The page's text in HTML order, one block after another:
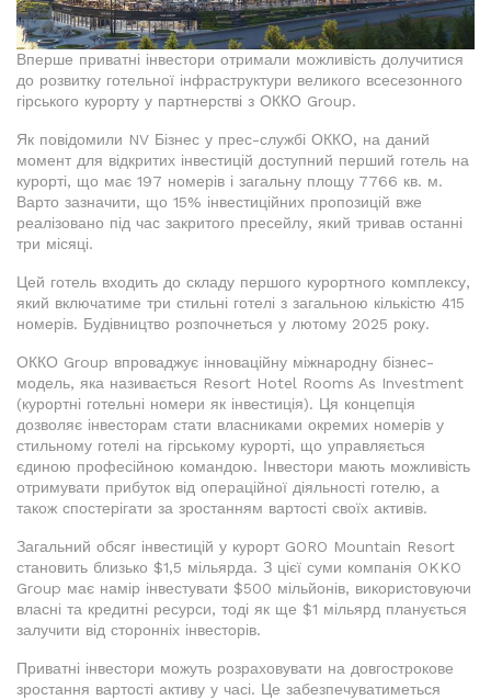
Вперше приватні інвестори отримали можливість долучитися
до розвитку готельної інфраструктури великого всесезонного
гірського курорту у партнерстві з ОККО Group.
Як повідомили NV Бізнес у прес-службі ОККО, на даний
момент для відкритих інвестицій доступний перший готель на
курорті, що має 197 номерів і загальну площу 7766 кв. м.
Варто зазначити, що 15% інвестиційних пропозицій вже
реалізовано під час закритого пресейлу, який тривав останні
три місяці.
Цей готель входить до складу першого курортного комплексу,
який включатиме три стильні готелі з загальною кількістю 415
номерів. Будівництво розпочнеться у лютому 2025 року.
ОККО Group впроваджує інноваційну міжнародну бізнес-
модель, яка називається Resort Hotel Rooms As Investment
(курортні готельні номери як інвестиція). Ця концепція
дозволяє інвесторам стати власниками окремих номерів у
стильному готелі на гірському курорті, що управляється
єдиною професійною командою. Інвестори мають можливість
отримувати прибуток від операційної діяльності готелю, а
також спостерігати за зростанням вартості своїх активів.
Загальний обсяг інвестицій у курорт GORO Mountain Resort
становить близько $1,5 мільярда. З цієї суми компанія OKKO
Group має намір інвестувати $500 мільйонів, використовуючи
власні та кредитні ресурси, тоді як ще $1 мільярд планується
залучити від сторонніх інвесторів.
Приватні інвестори можуть розраховувати на довгострокове
зростання вартості активу у часі. Це забезпечуватиметься